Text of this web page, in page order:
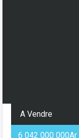
A Vendre
6 042 000 000Ar